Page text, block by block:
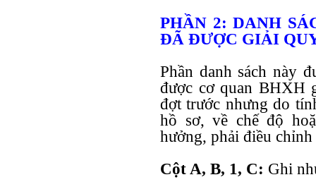
PHẦN 2: DANH
ĐÃ ĐƯỢC GIẢI
Phần danh sách này
được cơ quan BHXH
đợt trước nhưng do
hồ sơ, về chế độ
hưởng, phải điều
Cột A, B, 1, C: Ghi